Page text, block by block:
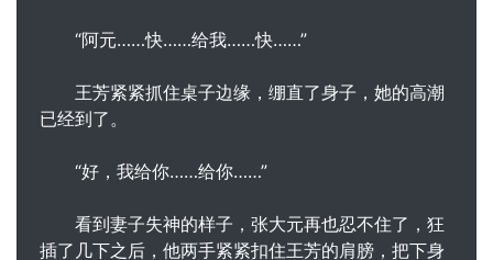
“阿元……快……给我……快……”
王芳紧紧抓住桌子边缘，绷直了身子，她的高潮
已经到了。
“好，我给你……给你……”
看到妻子失神的样子，张大元再也忍不住了，狂
插了几下之后，他两手紧紧扣住王芳的肩膀，把下身